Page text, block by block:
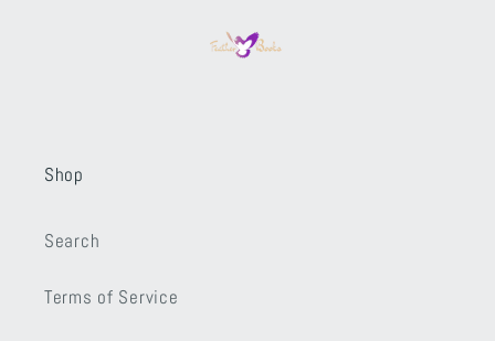
Shop
Search
Terms of Service